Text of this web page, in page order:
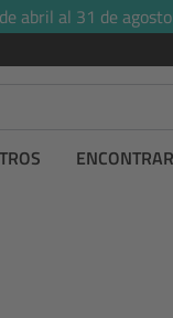
abril al 31 de